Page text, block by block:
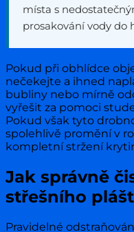
místa s
prosakování vody do
Pokud při obhlídce
nečekejte a ihned
bubliny nebo mírně
vyřešit za pomoci
Pokud však tyto
spolehlivě promění v
kompletní stržení
Jak správně
střešního
Pravidelné